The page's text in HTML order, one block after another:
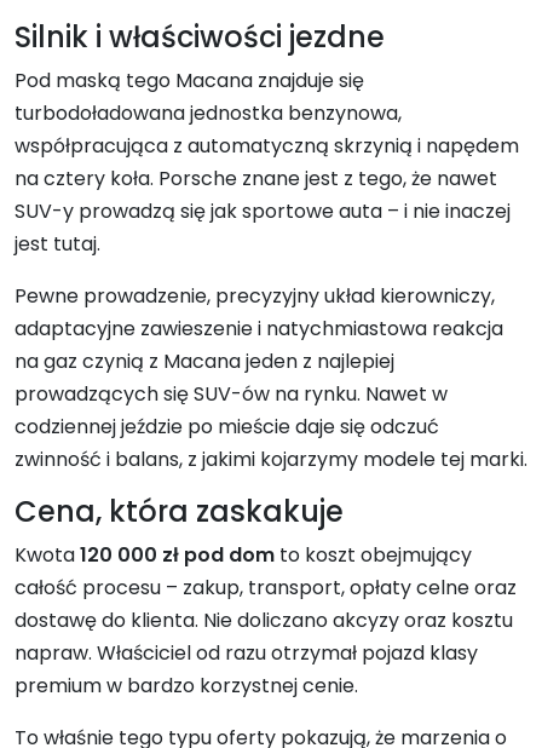
Silnik i właściwości jezdne
Pod maską tego Macana znajduje się
turbodoładowana jednostka benzynowa,
współpracująca z automatyczną skrzynią i napędem
na cztery koła. Porsche znane jest z tego, że nawet
SUV-y prowadzą się jak sportowe auta – i nie inaczej
jest tutaj.
Pewne prowadzenie, precyzyjny układ kierowniczy,
adaptacyjne zawieszenie i natychmiastowa reakcja
na gaz czynią z Macana jeden z najlepiej
prowadzących się SUV-ów na rynku. Nawet w
codziennej jeździe po mieście daje się odczuć
zwinność i balans, z jakimi kojarzymy modele tej marki.
Cena, która zaskakuje
Kwota120 000 zł pod dom to koszt obejmujący
całość procesu – zakup, transport, opłaty celne oraz
dostawę do klienta. Nie doliczano akcyzy oraz kosztu
napraw. Właściciel od razu otrzymał pojazd klasy
premium w bardzo korzystnej cenie.
To właśnie tego typu oferty pokazują, że marzenia o